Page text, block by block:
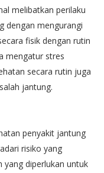
melibatkan perilaku
dengan mengurangi
fisik dengan rutin
mengatur stres
secara rutin juga
jantung.
penyakit jantung
risiko yang
yang diperlukan untuk